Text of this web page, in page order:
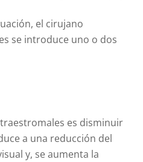
el cirujano
se introduce uno o dos
es disminuir
a una reducción del
y, se aumenta la